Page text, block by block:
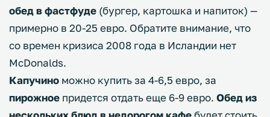
обед в фастфуде (бургер, картошка и напиток) —
примерно в 20-25 евро. Обратите внимание, что
со времен кризиса 2008 года в Исландии нет
McDonalds.
Капучино можно купить за 4-6,5 евро, за
пирожное придется отдать еще 6-9 евро. Обед из